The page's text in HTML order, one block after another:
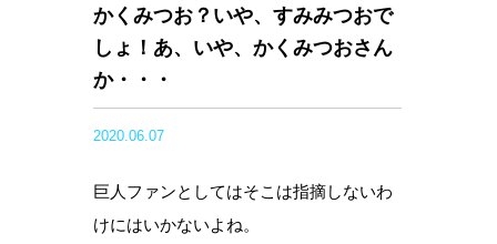
かくみつお？いや、すみみつおで
しょ！あ、いや、かくみつおさん
か・・・
2020.06.07
巨人ファンとしてはそこは指摘しないわ
けにはいかないよね。